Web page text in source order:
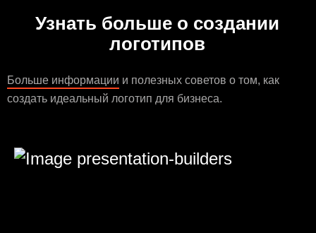
Узнать больше о создании
логотипов
Больше информации и полезных советов о том, как
создать идеальный логотип для бизнеса.